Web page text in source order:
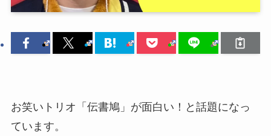
お笑いトリオ「伝書鳩」が面白い！と話題になっ
ています。